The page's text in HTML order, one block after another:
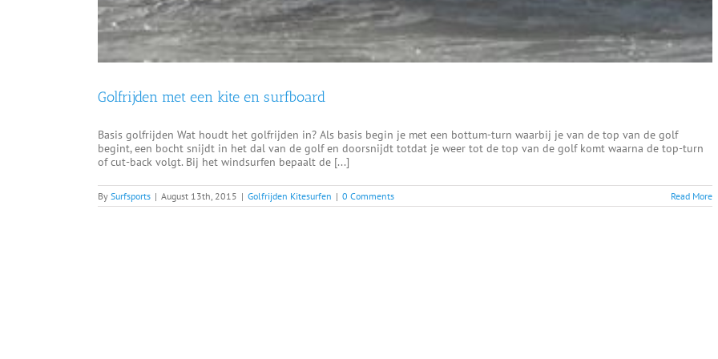
Golfrijden met een kite en surfboard
Basis golfrijden Wat houdt het golfrijden in? Als basis begin je met een bottum-turn waarbij je van de top van de golf
begint, een bocht snijdt in het dal van de golf en doorsnijdt totdat je weer tot de top van de golf komt waarna de top-turn
of cut-back volgt. Bij het windsurfen bepaalt de [...]
By Surfsports | August 13th, 2015 | Golfrijden Kitesurfen | 0 Comments Read More